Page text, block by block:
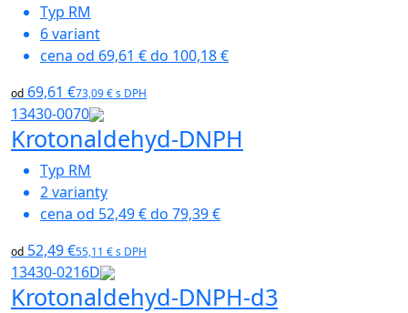
Typ RM
6variant
cena od 69,61 €do 100,18 €
od 69,61 €73,09 € s DPH
13430-0070
Krotonaldehyd-DNPH
Typ RM
2varianty
cena od 52,49 €do 79,39 €
od 52,49 €55,11 € s DPH
13430-0216D
Krotonaldehyd-DNPH-d3